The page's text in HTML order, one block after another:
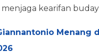
kearifan
Menang